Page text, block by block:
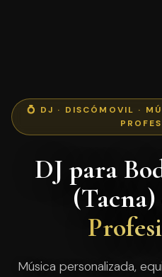
💍 DJ · DISCÓMOVIL ·
DJ para
Música personalizada,